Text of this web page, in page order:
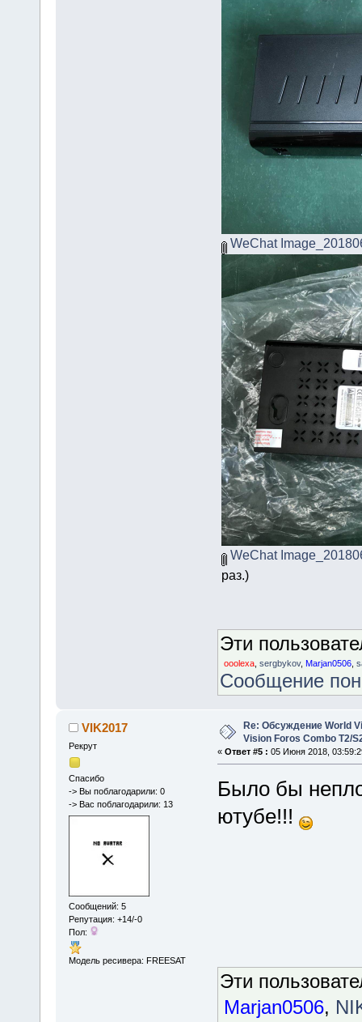
WeChat
WeChat
раз.)
Эти
ooolexa ,sergbykov, Marjan0506 ,
Сообщение
VIK2017
Рекрут
Спасибо
-> Вы поблагодарили: 0
-> Вас поблагодарили: 13
Сообщений: 5
Репутация: +14/-0
Пол:
Модель ресивера: FREESAT
Re: Обсуждение World
Vision Foros Combo T2/
« Ответ #5 : 05 Июня 2018,
Было бы
ютубе!!!
Эти
Marjan0506,